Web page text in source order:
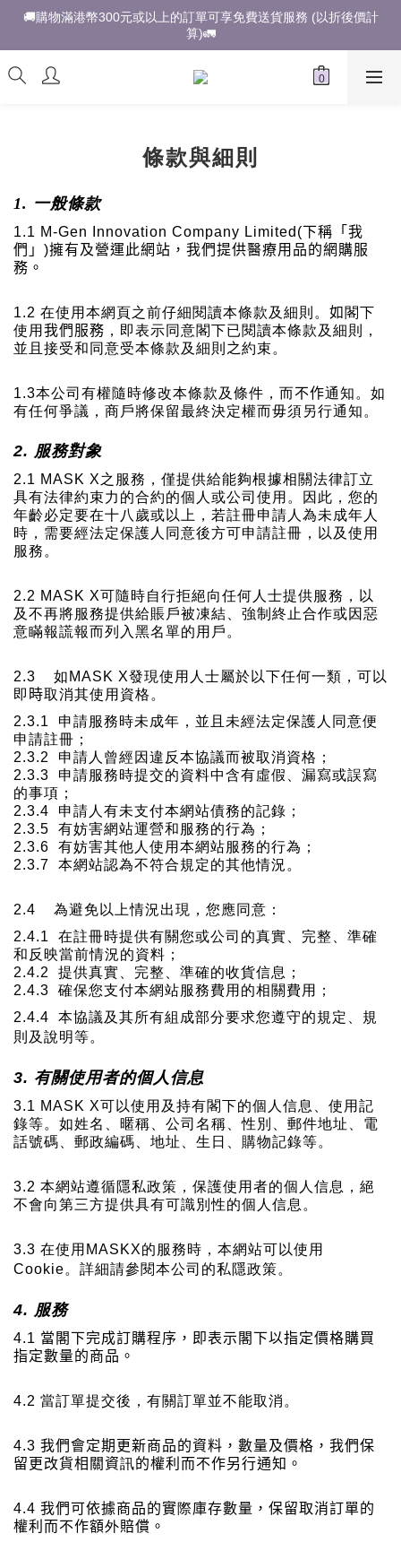
🚚購物滿港幣300元或以上的訂單可享免費送貨服務 (以折後價計
算)🚛
條款與細則
1. 一般條款
1.1 M-Gen Innovation Company Limited (下稱「我
們」 )擁有及營運此網站，我們提供醫療用品的網購服
務。
1.2 在使用本網頁之前仔細閱讀本條款及細則。 如 閣下
使用 我們服務 ，即表示同意閣下已閱讀本條款及細則，
並且接受和同意受本條款及細則 之約束。
1.3本公司有權隨時修改本條款及條件，而不作通知。如
有任何爭議，商戶將保留最終決定權而毋須另行通知。
2. 服務對象
2.1 MASK X之服務，僅提供給能夠根據相關法律訂立
具有法律約束力的合約的個人或公司使用。因此，您的
年齡必定要在十八歲或以上，若註冊申請人為未成年人
時，需要經法定保護人同意後方可申請註冊，以及使用
服務。
2.2 MASK X可隨時自行拒絕向任何人士提供服務，以
及不再將服務提供給賬戶被凍結、強制終止合作或因惡
意瞞報謊報而列入黑名單的用戶。
2.3 如 MASK X發現使用人士屬於以下任何一類，可以
即 時取消其使用資格。
2.3.1 申請服務時未成年，並且未經法定保護人同意便
申請註冊；
2.3.2 申請人曾經因違反本協議而被取消資格；
2.3.3 申請服務時提交的資料中含有虛假、漏寫或誤寫
的事項；
2.3.4 申請人有未支付本網站債務的記錄；
2.3.5 有妨害網站運營和服務的行為；
2.3.6 有妨害其他人使用本網站服務的行為；
2.3.7 本網站認為不符合規定的其他情況。
2.4 為避免以上情況出現，您應同意：
2.4.1 在註冊時提供有關您或公司的真實、完整、準確
和反映當前情況的資料；
2.4.2 提供真實、完整、準確的收貨信息；
2.4.3 確保您支付本網站服務費用的相關費用；
2.4.4 本協議及其所有組成部分要求您遵守的規定、規
則及說明等。
3. 有關使用者的個人信息
3.1 MASK X可以使用及持有閣下的個人信息、使用記
錄等。如姓名、暱稱、公司名稱、性別、郵件地址、電
話號碼、郵政編碼、地址、生日、購物記錄等。
3.2 本網站遵循隱私政策，保護使用者的個人信息，絕
不會向第三方提供具有可識別性的個人信息。
3.3 在使用 MASKX的服務時，本網站可以使用
Cookie。詳細請參閱本公司的私隱政策。
4. 服務
4.1 當閣下完成訂購程序，即表示閣下以指定價格購買
指定數量的商品。
4.2 當訂單提交後，有關訂單並不能取消。
4.3 我們會定期更新商品的資料，數量及價格，我們保
留更改貨相關資訊的權利而不作另行通知。
4.4 我們可依據商品的實際庫存數量，保留取消訂單的
權利而不作額外賠償。